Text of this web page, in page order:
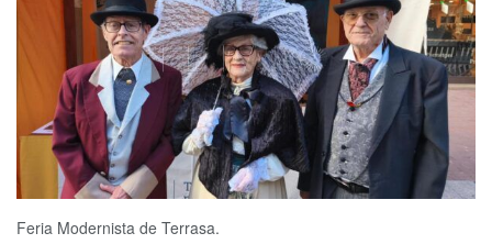
Feria Modernista de Terrasa.